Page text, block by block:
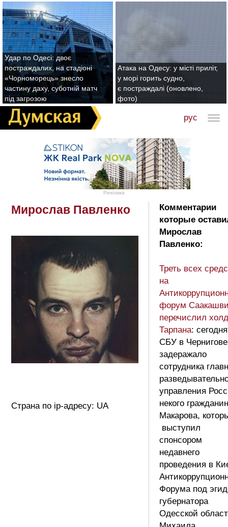
Удар по Одесі: двоє
постраждалих, на стадіоні
«Чорноморець» знесло
частину даху, суботній матч
під загрозою
Атака на Одесу: у місті приліт,
у морі горить судно,
є постраждалі (оновлено,
фото)
рус
Реклама
Мирослав Павленко
Страна по ip-адресу: UA
Комментарии
которые
Мирослав
Павленко:
Треть всех
на
форум
перечислил
Тарпана: сегодня
СБУ в Чернигове
задеражало
сотрудника
управления
некого
Макарова,
выступил
спонсором
недавнего
проведения в
Форума под
губернатора
Одесской